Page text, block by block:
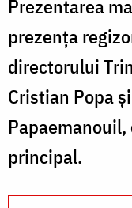
Prezentarea
prezența
directorului
Cristian Popa
principal.